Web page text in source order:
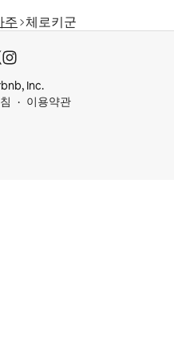
주 체로키군
Inc.
이용약관